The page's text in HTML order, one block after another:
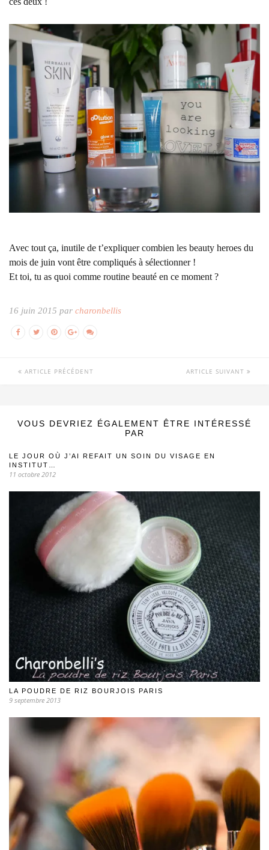
Avec tout ça, inutile de t’expliquer combien les beauty heroes du
mois de juin vont être compliqués à sélectionner !
Et toi, tu as quoi comme routine beauté en ce moment ?
16 juin 2015 par charonbellis
ARTICLE PRÉCÉDENT ARTICLE SUIVANT
VOUS DEVRIEZ ÉGALEMENT ÊTRE INTÉRESSÉ
PAR
LE JOUR OÙ J’AI REFAIT UN SOIN DU VISAGE EN
INSTITUT…
11 octobre 2012
LA POUDRE DE RIZ BOURJOIS PARIS
9 septembre 2013